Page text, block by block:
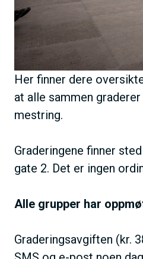
U
S
A
C
T
I
V
Her finner dere
at alle sammen
mestring.
Graderingene finner
gate 2. Det er ingen
Alle grupper har
Graderingsavgiften (kr.